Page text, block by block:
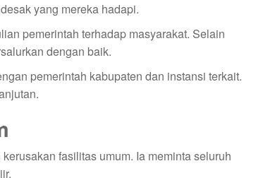
yang mereka hadapi.
pemerintah terhadap masyarakat. Selain
dengan baik.
pemerintah kabupaten dan instansi terkait.
fasilitas umum. Ia meminta seluruh